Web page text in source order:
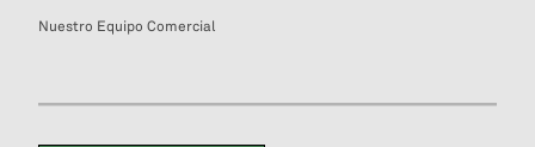
Nuestro Equipo Comercial